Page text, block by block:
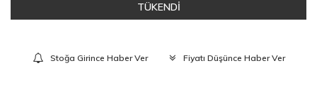
TÜKENDİ
Stoğa Girince Haber Ver Fiyatı Düşünce Haber Ver